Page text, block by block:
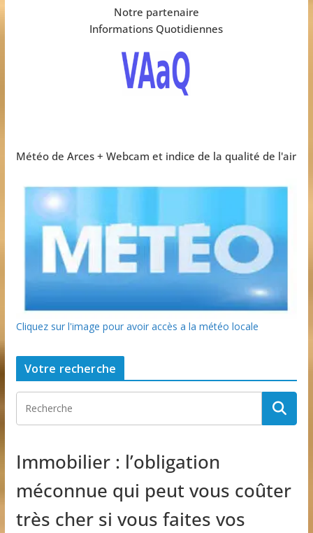
Notre partenaire
Informations Quotidiennes
Météo de Arces + Webcam et indice de la qualité de l'air
Cliquez sur l'image pour avoir accès a la météo locale
Votre recherche
Immobilier : l’obligation
méconnue qui peut vous coûter
très cher si vous faites vos